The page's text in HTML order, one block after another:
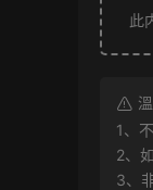
此
1、
2、
3、